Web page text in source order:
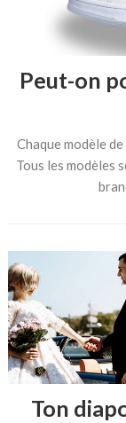
Peut-on
Chaque modèle
Tous les modèles
Ton